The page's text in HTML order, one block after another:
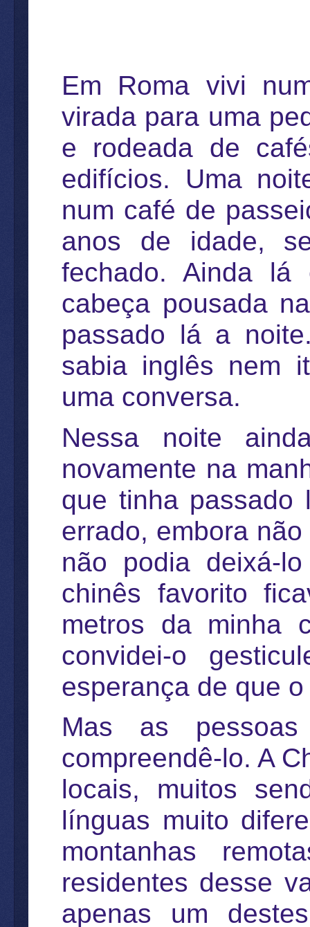
Em Roma vivi
virada para uma
e rodeada de
edifícios. Uma
num café de
anos de idade,
fechado. Ainda lá
cabeça pousada
passado lá a
sabia inglês nem
uma conversa.
Nessa noite
novamente na
que tinha
errado, embora
não podia deixá-
chinês favorito
metros da minha
convidei-o
esperança de que
Mas as
compreendê-lo. A
locais, muitos
línguas muito
montanhas
residentes desse
apenas um